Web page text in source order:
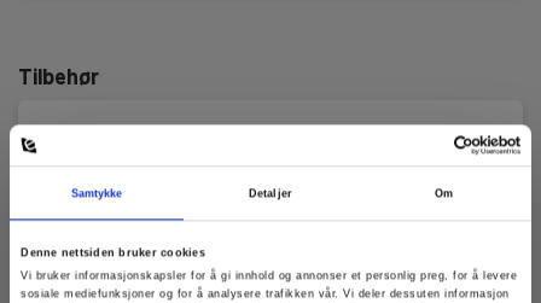
Samtykke Detaljer Om
Denne nettsiden bruker cookies
Vi bruker informasjonskapsler for å gi innhold og annonser et personlig preg, for å levere
sosiale mediefunksjoner og for å analysere trafikken vår. Vi deler dessuten informasjon
IP-kode:
220 mm x 112 mm x 53 mm
Tilbehør